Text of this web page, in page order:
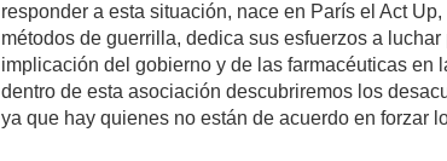
responder a esta situación, nace en París el Act
métodos de guerrilla, dedica sus esfuerzos a
implicación del gobierno y de las farmacéuticas en
dentro de esta asociación descubriremos los
ya que hay quienes no están de acuerdo en forzar